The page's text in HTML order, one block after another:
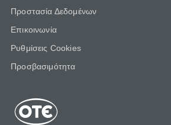
Προστασία Δεδομένων
Επικοινωνία
Ρυθμίσεις Cookies
Προσβασιμότητα